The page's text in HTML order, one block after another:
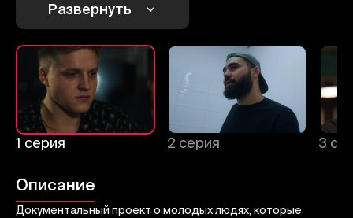
Развернуть
1 серия 2 серия 3
Описание
Документальный проект о молодых людях, которые
1
Отправить
Отменить Авторизоваться